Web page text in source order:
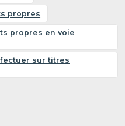
propres
propres en voie
sur titres